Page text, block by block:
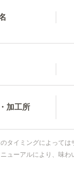
加工所
タイミングによっては
ューアルにより、味わ